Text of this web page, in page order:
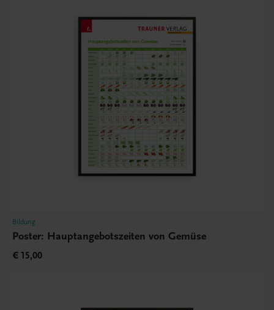
Bildung
Poster: Hauptangebotszeiten von Gemüse
€ 15,00